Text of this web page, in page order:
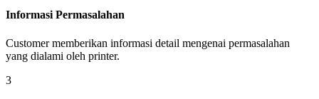
Informasi Permasalahan
Customer memberikan informasi detail mengenai permasalahan
yang dialami oleh printer.
3